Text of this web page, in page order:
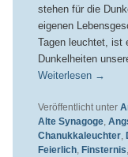
stehen für die
eigenen
Tagen leuchtet, ist
Dunkelheiten
Weiterlesen →
Veröffentlicht unter
Alte Synagoge,
Chanukkaleuchter,
Feierlich, Finsternis,